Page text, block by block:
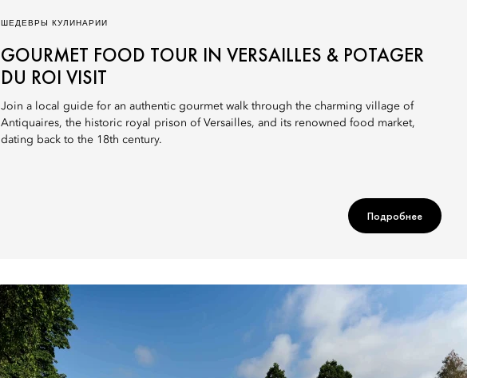
ШЕДЕВРЫ КУЛИНАРИИ
GOURMET FOOD TOUR IN VERSAILLES & POTAGER
DU ROI VISIT
Join a local guide for an authentic gourmet walk through the charming village of
Antiquaires, the historic royal prison of Versailles, and its renowned food market,
dating back to the 18th century.
Подробнее